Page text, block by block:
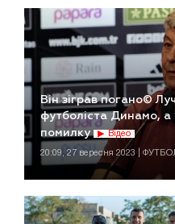
Він зіграв погано©
футболіста Динамо, а
помилку
Відео
20:09, 27 вересня 2023 |